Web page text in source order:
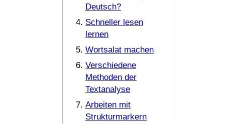
Deutsch?
Schneller lesen
lernen
Wortsalat machen
Verschiedene
Methoden der
Textanalyse
Arbeiten mit
Strukturmarkern